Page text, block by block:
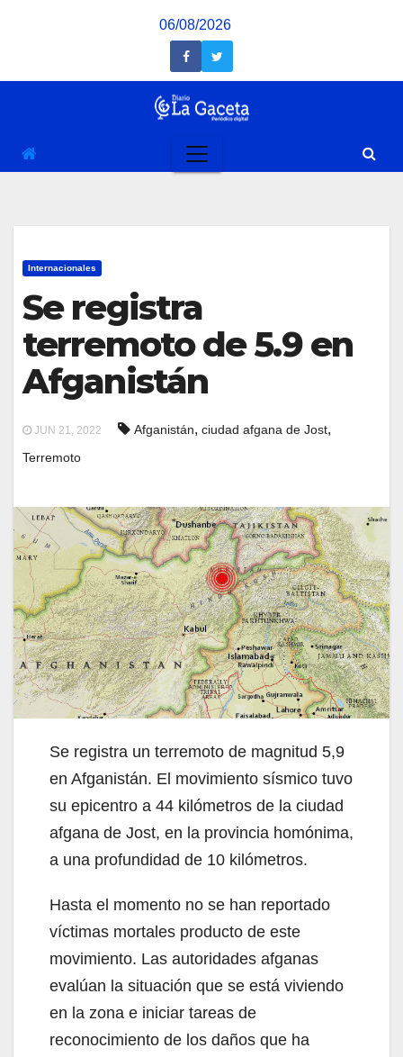
06/08/2026
Internacionales
Se registra
terremoto de 5.9 en
Afganistán
JUN 21, 2022 Afganistán, ciudad afgana de Jost,
Terremoto
Se registra un terremoto de magnitud 5,9
en Afganistán. El movimiento sísmico tuvo
su epicentro a 44 kilómetros de la ciudad
afgana de Jost, en la provincia homónima,
a una profundidad de 10 kilómetros.
Hasta el momento no se han reportado
víctimas mortales producto de este
movimiento. Las autoridades afganas
evalúan la situación que se está viviendo
en la zona e iniciar tareas de
reconocimiento de los daños que ha